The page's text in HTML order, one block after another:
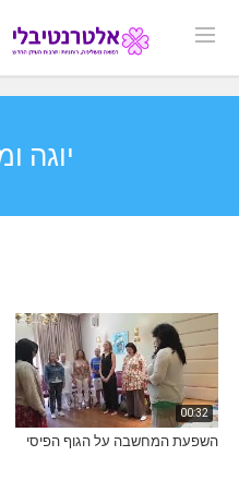
יוגה
00:32
השפעת המחשבה על הגוף הפיסי